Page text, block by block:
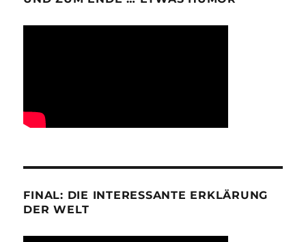
FINAL: DIE INTERESSANTE ERKLÄRUNG
DER WELT